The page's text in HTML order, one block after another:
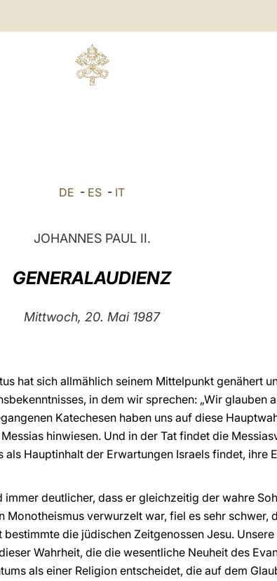
DE - ES - IT
JOHANNES PAUL II.
GENERALAUDIENZ
Mittwoch, 20. Mai 1987
hat sich allmählich seinem Mittelpunkt genähert
in dem wir sprechen: „Wir glauben
Katechesen haben uns auf diese
hinwiesen. Und in der Tat findet die
Hauptinhalt der Erwartungen Israels findet, ihre
deutlicher, dass er gleichzeitig der wahre
Monotheismus verwurzelt war, fiel es sehr schwer,
die jüdischen Zeitgenossen Jesu.
Wahrheit, die die wesentliche Neuheit des
als einer Religion entscheidet, die auf dem